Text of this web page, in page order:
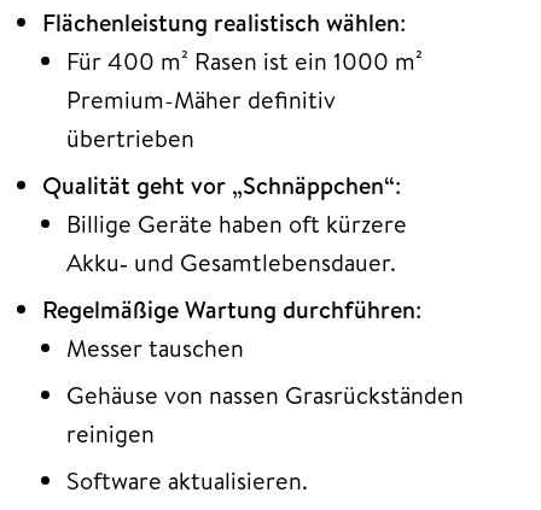
Flächenleistung realistisch wählen:
Für 400 m² Rasen ist ein 1000 m²
Premium-Mäher definitiv
übertrieben
Qualität geht vor „Schnäppchen“:
Billige Geräte haben oft kürzere
Akku‑ und Gesamtlebensdauer.
Regelmäßige Wartung durchführen:
Messer tauschen
Gehäuse von nassen Grasrückständen
reinigen
Software aktualisieren.